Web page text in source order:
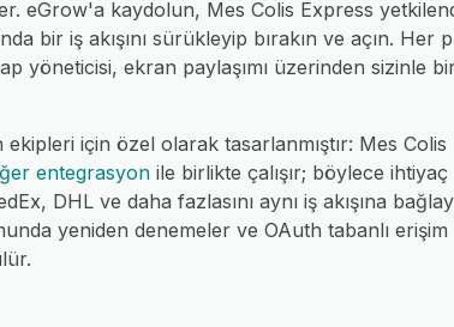
eGrow'a kaydolun, Mes Colis Express
bir iş akışını sürükleyip bırakın ve açın.
yöneticisi, ekran paylaşımı üzerinden sizinle
için özel olarak tasarlanmıştır: Mes
entegrasyon ile birlikte çalışır; böylece
DHL ve daha fazlasını aynı iş akışına
yeniden denemeler ve OAuth tabanlı